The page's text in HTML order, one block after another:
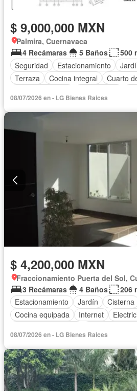
$ 9,000,000 MXN
Palmira, Cuernavaca
4 Recámaras
5 Baños
500
Seguridad
Estacionamiento
Terraza
Cocina integral Cuarto
Aire acondicionado
Electricidad
Cuarto de Limpieza
Gas natural
Recámara con closet
Caseta de
08/07/2026 en - LG Bienes Raices
$ 4,200,000 MXN
Fraccionamiento Puerta del Sol,
3 Recámaras
4 Baños
206
Estacionamiento
Jardín Cisterna
Cocina equipada
Internet
Zonas verdes
Recámara con closet
08/07/2026 en - LG Bienes Raices